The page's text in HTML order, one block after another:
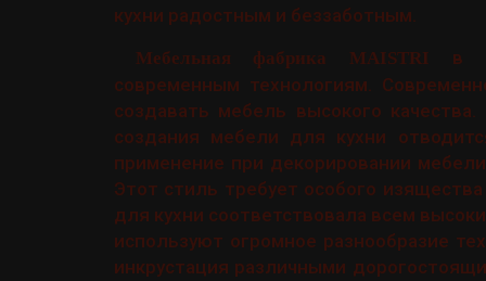
кухни радостным и беззаботным.
Мебельная фабрика MAISTRI в
современным технологиям.
создавать мебель высокого
создания мебели для кухни
применение при декорировании
Этот стиль требует особого
для кухни соответствовала всем
используют огромное разнообразие
инкрустация различными